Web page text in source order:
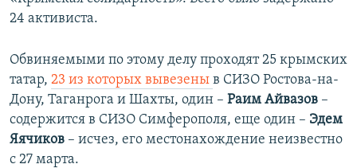
24 активиста.
Обвиняемыми по этому делу проходят 25 крымских
татар, 23 из которых вывезены в СИЗО Ростова-на-
Дону, Таганрога и Шахты, один – Раим Айвазов –
содержится в СИЗО Симферополя, еще один – Эдем
Яячиков – исчез, его местонахождение неизвестно
с 27 марта.